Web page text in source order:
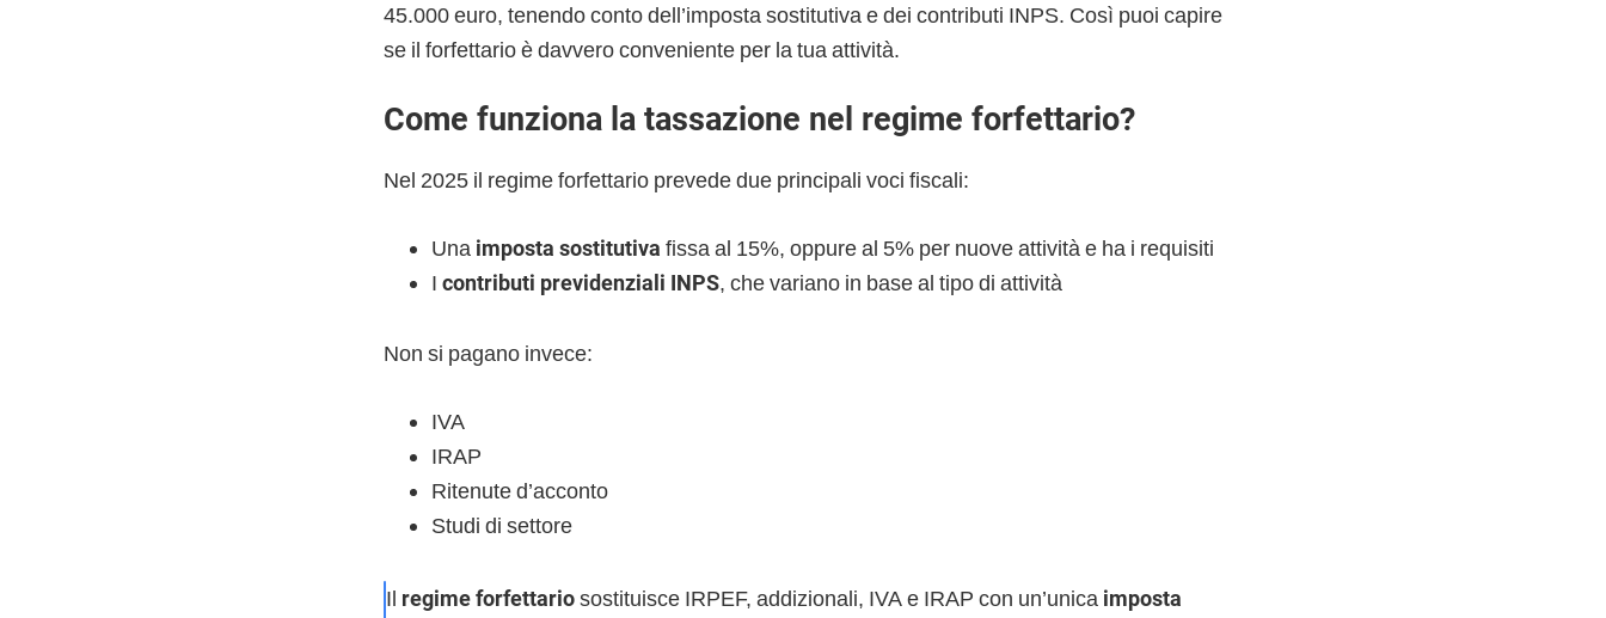
45.000 euro, tenendo conto dell’imposta sostitutiva e dei contributi INPS. Così puoi capire
se il forfettario è davvero conveniente per la tua attività.
Come funziona la tassazione nel regime forfettario?
Nel 2025 il regime forfettario prevede due principali voci fiscali:
Una imposta sostitutiva fissa al 15%, oppure al 5% per nuove attività e ha i requisiti
I contributi previdenziali INPS, che variano in base al tipo di attività
Non si pagano invece:
IVA
IRAP
Ritenute d’acconto
Studi di settore
Il regime forfettariosostituisce IRPEF, addizionali, IVA e IRAP con un’unica imposta